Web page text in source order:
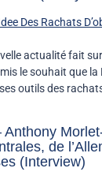
actualité fait
le souhait que la
outils des
Anthony
de
(Interview)